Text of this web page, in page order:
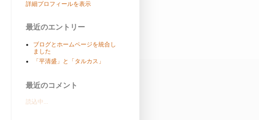
詳細プロフィールを表示
最近のエントリー
ブログとホームページを統合し
ました
「平清盛」と「タルカス」
最近のコメント
読込中...